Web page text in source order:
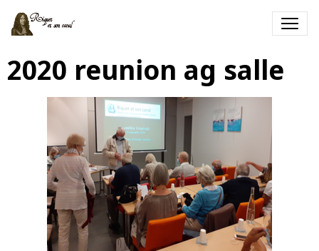
2020 reunion ag salle